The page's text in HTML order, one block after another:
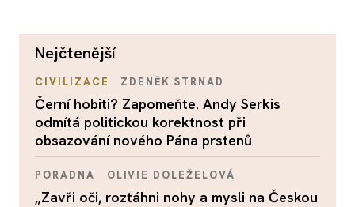
nejčtenější
CIVILIZACE ZDENĚK STRNAD
Černí hobiti? Zapomeňte. Andy Serkis
odmítá politickou korektnost při
obsazování nového Pána prstenů
PORADNA OLIVIE DOLEŽELOVÁ
„Zavři oči, roztáhni nohy a mysli na Českou